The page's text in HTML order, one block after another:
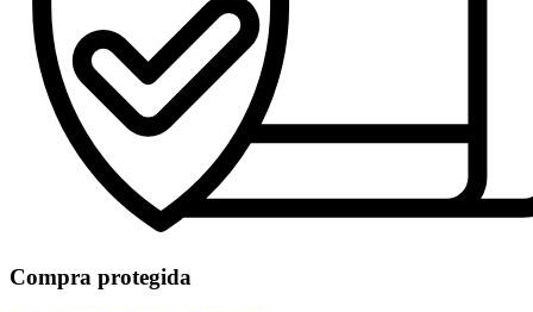
Compra protegida